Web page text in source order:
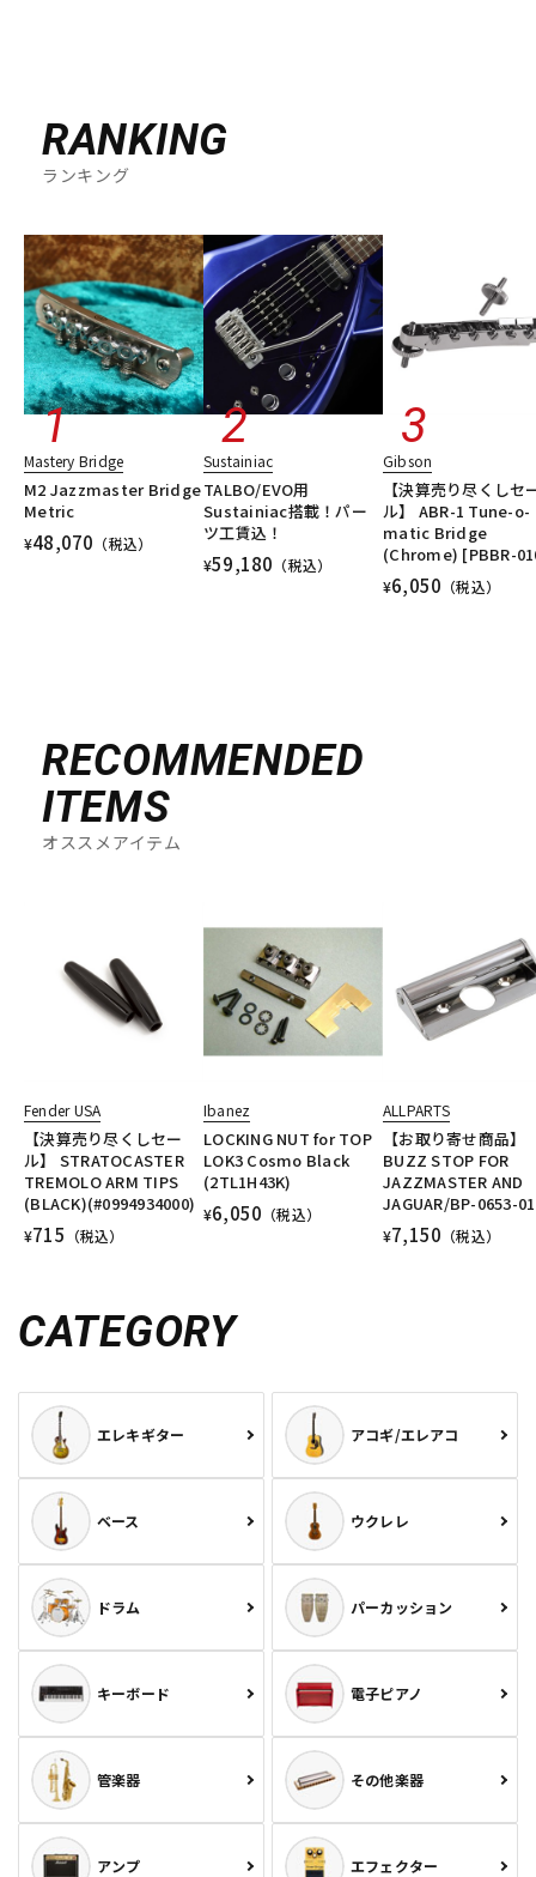
RANKING
ランキング
Mastery Bridge
M2 Jazzmaster Bridge
Metric
¥48,070 （税込）
Sustainiac
TALBO/EVO用
Sustainiac搭載！パー
ツ工賃込！
¥59,180 （税込）
Gibson
【決算売り尽くしセ
ル】 ABR-1 Tune-o-
matic Bridge
(Chrome) [PBBR-
¥6,050 （税込）
RECOMMENDED
ITEMS
オススメアイテム
Fender USA
【決算売り尽くしセー
ル】 STRATOCASTER
TREMOLO ARM TIPS
(BLACK)(#0994934000)
¥715 （税込）
Ibanez
LOCKING NUT for TOP
LOK3 Cosmo Black
(2TL1H43K)
¥6,050 （税込）
ALLPARTS
【お取り寄せ商品】
BUZZ STOP FOR
JAZZMASTER AND
JAGUAR/BP-0653-
¥7,150 （税込）
CATEGORY
エレキギター アコギ/エレアコ
ベース ウクレレ
ドラム パーカッション
キーボード 電子ピアノ
管楽器 その他楽器
アンプ エフェクター